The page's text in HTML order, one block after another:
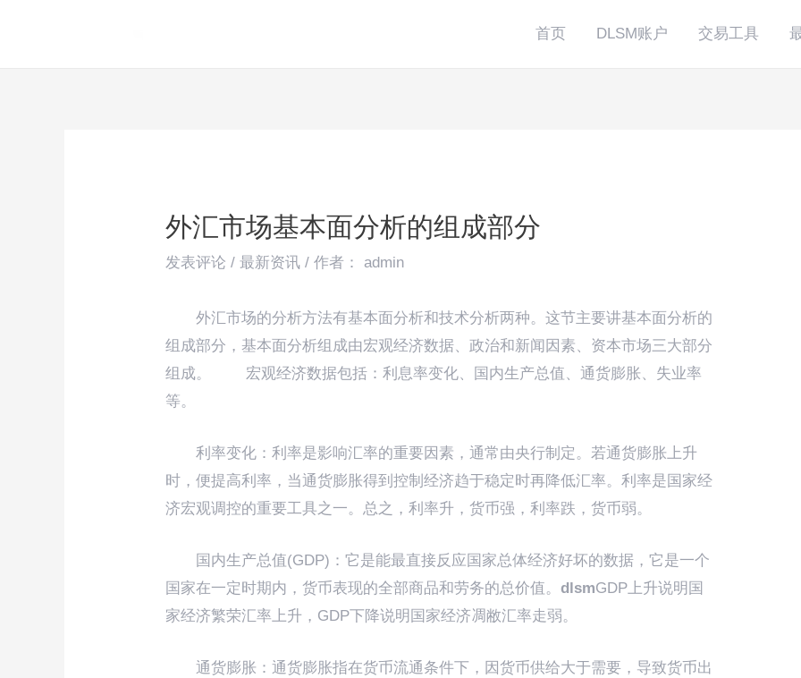
首页 DLSM账户 交易工具
外汇市场基本面分析的组成部分
发表评论 /最新资讯 / 作者： admin
外汇市场的分析方法有基本面分析和技术分析两种。这节主要讲基本面分析的
组成部分，基本面分析组成由宏观经济数据、政治和新闻因素、资本市场三大部分
组成。 宏观经济数据包括：利息率变化、国内生产总值、通货膨胀、失业率
等。
利率变化：利率是影响汇率的重要因素，通常由央行制定。若通货膨胀上升
时，便提高利率，当通货膨胀得到控制经济趋于稳定时再降低汇率。利率是国家经
济宏观调控的重要工具之一。总之，利率升，货币强，利率跌，货币弱。
国内生产总值(GDP)：它是能最直接反应国家总体经济好坏的数据，它是一个
国家在一定时期内，货币表现的全部商品和劳务的总价值。dlsmGDP上升说明国
家经济繁荣汇率上升，GDP下降说明国家经济凋敝汇率走弱。
通货膨胀：通货膨胀指在货币流通条件下，因货币供给大于需要，导致货币出